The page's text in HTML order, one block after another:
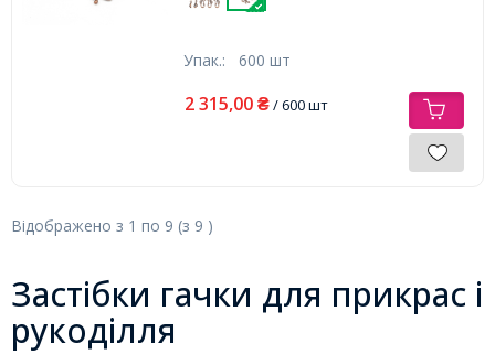
Упак.: 600 шт
2 315,00 ₴/ 600 шт
Відображено з 1 по 9 (з 9 )
Застібки гачки для прикрас і
рукоділля